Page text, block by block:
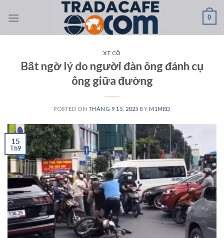
0
XE CỘ
Bất ngờ lý do người đàn ông đánh cụ
ông giữa đường
POSTED ON THÁNG 9 15, 2025 BY M1MED
15
Th9